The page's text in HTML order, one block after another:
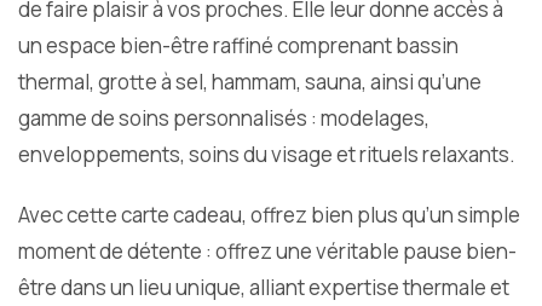
de faire plaisir à vos proches. Elle leur donne accès à
un espace bien-être raffiné comprenant bassin
thermal, grotte à sel, hammam, sauna, ainsi qu’une
gamme de soins personnalisés : modelages,
enveloppements, soins du visage et rituels relaxants.
Avec cette carte cadeau, offrez bien plus qu’un simple
moment de détente : offrez une véritable pause bien-
être dans un lieu unique, alliant expertise thermale et